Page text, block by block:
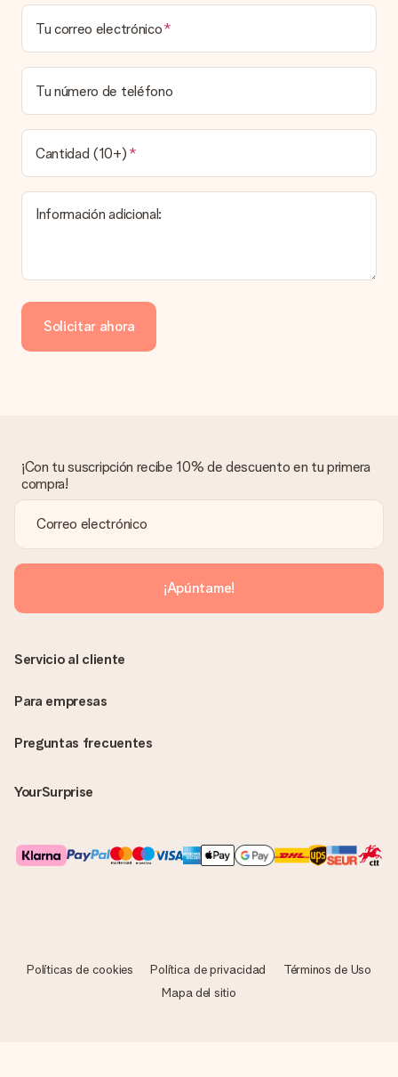
¿Puedo elegir una fecha de entrega?
Elegir la fecha exacta de entrega no es posible. Una vez
personalizado y completado tu pedido, recibirás una
confirmación con las fechas estimadas de entrega. Una vez
que el pedido haya sido enviado, será la empresa de
transportes la encargada de entregar el regalo.
¿Cuál es el tiempo de entrega y cuándo recibo mi
obsequio?
El tiempo de entrega se puede encontrar en la página del
producto del regalo.
¿Cómo puedo pagar mi pedido?
de crédito o transferencia bancaria. En caso de elegir
transferencia bancaria, ten en cuenta 3 días adicionales para la
entrega de tu regalo.
asunto contigo. Ponte en contacto con nuestro equipo de
atención al cliente por teléfono, correo electrónico o chat y
buscaremos una solución adecuada para ti.
¿Se envía la factura junto con el pedido?
La factura y cualquier otra información relativa a tu regalo se
enviará únicamente por correo electrónico. El regalo se enviará
sin ninguna información adicional Así, evitaremos que la
persona que recibe el regalo la vea. ¡No le enviaremos nada
más que su increíble regalo! ¿Quieres que sepa quién se lo
Tu correo electrónico
Tu número de teléfono
Cantidad (10+)
Información adicional:
Solicitar ahora
¡Con tu suscripción recibe 10% de descuento en tu primera
compra!
¡Apúntame!
Preguntas frecuentes
YourSurprise
Servicio al cliente
Para empresas
Políticas de cookies Política de privacidad
Términos de Uso
Mapa del sitio